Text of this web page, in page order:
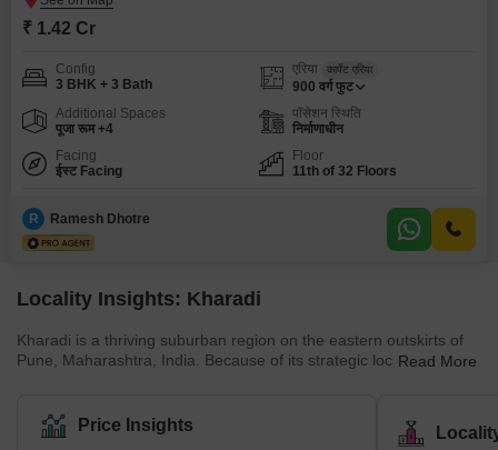
₹ 1.42 Cr
Config
3 BHK + 3 Bath
एरिया कार्पेट एरिया
900 वर्ग फुट
Additional Spaces
पूजा रूम +4
पॉसेशन स्थिति
निर्माणाधीन
Facing
ईस्ट Facing
Floor
11th of 32 Floors
R Ramesh Dhotre
Locality Insights: Kharadi
Kharadi is a thriving suburban region on the eastern outskirts of
Pune, Maharashtra, India. Because of its strategic location and
Ahmednagar Highway and is well connected to the rest of the city
via the Pune-Mumbai Expressway, Nagar Road, and Solapur
Read More
Price Insights